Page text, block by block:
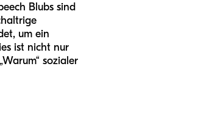
Blubs sind
um ein
ist nicht nur
sozialer